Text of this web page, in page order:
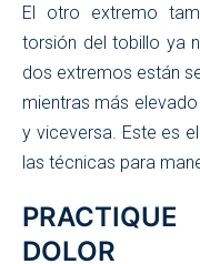
El otro extremo
torsión del tobillo ya
dos extremos están
mientras más
y viceversa. Este es
las técnicas para
DOLOR